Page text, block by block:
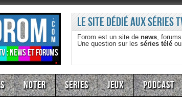
: news et forums
Le site dédié aux séries
Forom est un site de news,
Une question sur les séries téléou
Noter Series Jeux Podcast